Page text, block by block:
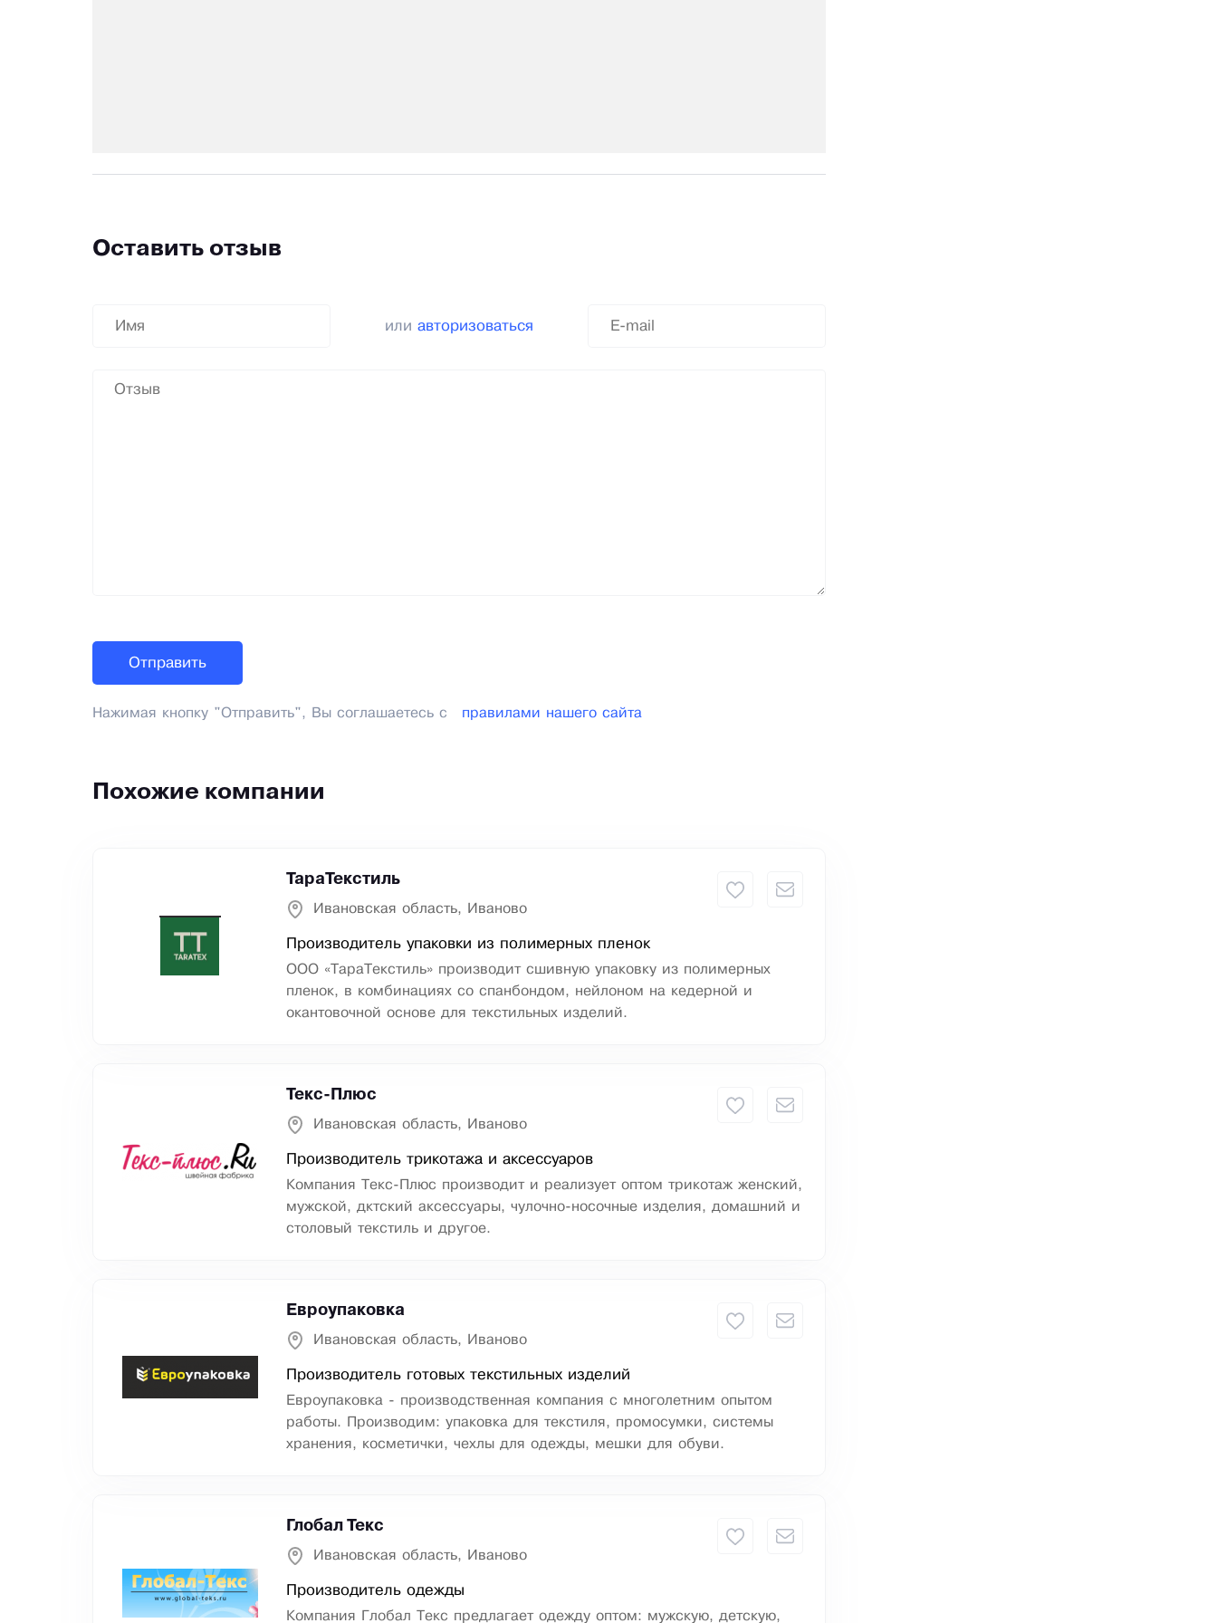
Оставить отзыв
или авторизоваться
Нажимая кнопку "Отправить", Вы соглашаетесь с правилами нашего сайта
Похожие компании
ТараТекстиль
Ивановская область, Иваново
Производитель упаковки из полимерных пленок
ООО «ТараТекстиль» производит сшивную упаковку из полимерных
пленок, в комбинациях со спанбондом, нейлоном на кедерной и
окантовочной основе для текстильных изделий.
Текс-Плюс
Ивановская область, Иваново
Производитель трикотажа и аксессуаров
Компания Текс-Плюс производит и реализует оптом трикотаж женский,
мужской, дктский аксессуары, чулочно-носочные изделия, домашний и
столовый текстиль и другое.
Евроупаковка
Ивановская область, Иваново
Производитель готовых текстильных изделий
Евроупаковка - производственная компания с многолетним опытом
работы. Производим: упаковка для текстиля, промосумки, системы
хранения, косметички, чехлы для одежды, мешки для обуви.
Глобал Текс
Ивановская область, Иваново
Производитель одежды
Компания Глобал Текс предлагает одежду оптом: мужскую, детскую,